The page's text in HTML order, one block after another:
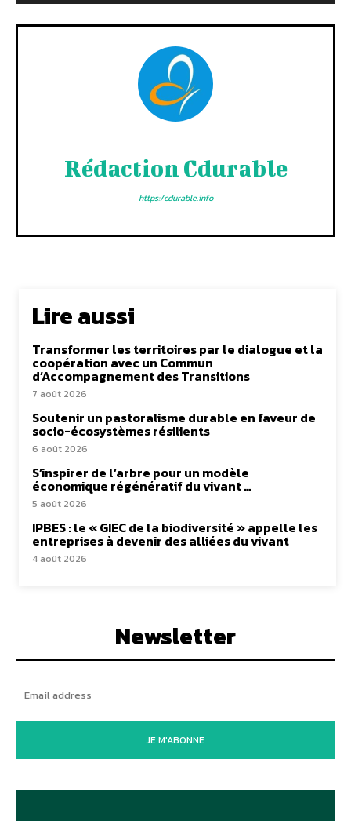
Rédaction Cdurable
https:/cdurable.info
Lire aussi
Transformer les territoires par le dialogue et la
coopération avec un Commun
d’Accompagnement des Transitions
7 août 2026
Soutenir un pastoralisme durable en faveur de
socio-écosystèmes résilients
6 août 2026
S’inspirer de l’arbre pour un modèle
économique régénératif du vivant …
5 août 2026
IPBES : le « GIEC de la biodiversité » appelle les
entreprises à devenir des alliées du vivant
4 août 2026
Newsletter
JE M'ABONNE